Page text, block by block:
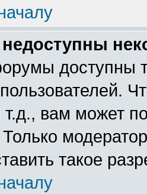
доступны
вам может
такое